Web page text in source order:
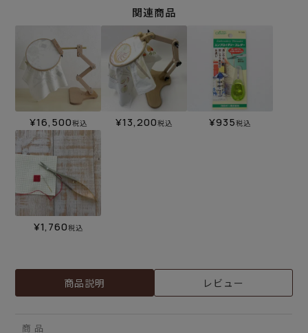
関連商品
¥16,500税込 ¥13,200税込 ¥935税込
¥1,760税込
商品説明 レビュー
商 品